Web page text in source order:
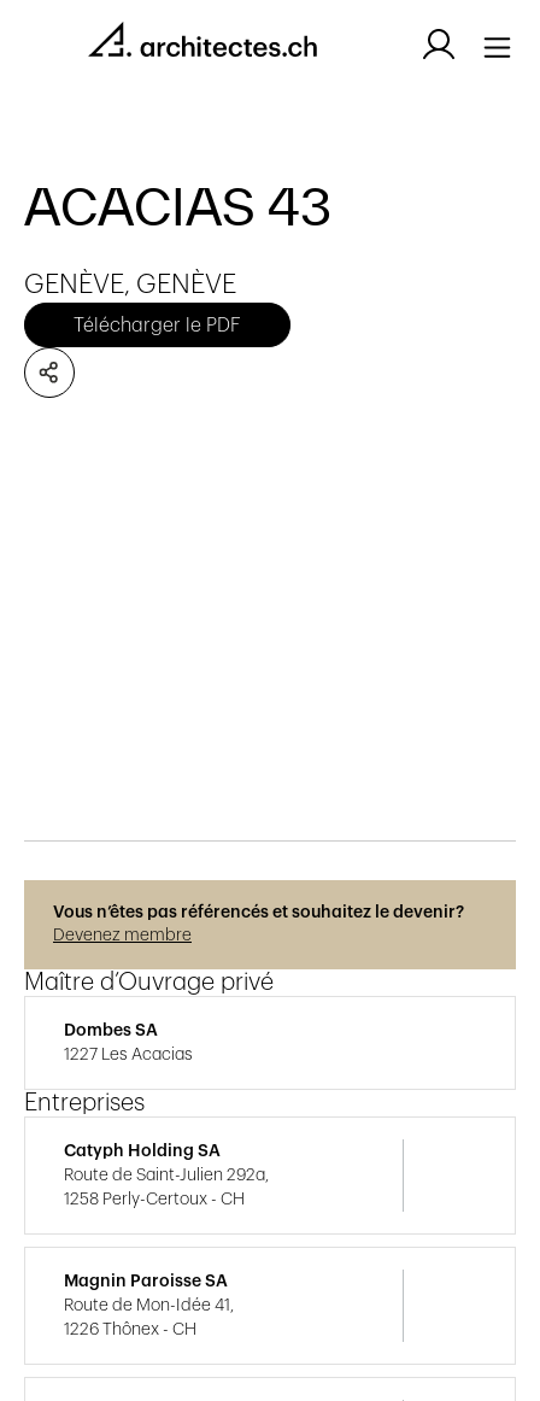
ACACIAS 43
GENÈVE, GENÈVE
Télécharger le PDF
Vous n’êtes pas référencés et souhaitez le devenir?
Devenez membre
Maître d’Ouvrage privé
Dombes SA
1227 Les Acacias
Entreprises
Catyph Holding SA
Route de Saint-Julien 292a,
1258 Perly-Certoux - CH
Magnin Paroisse SA
Route de Mon-Idée 41,
1226 Thônex - CH